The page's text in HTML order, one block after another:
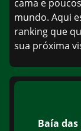
cama e
mundo. Aqui
ranking que
sua próxima
Baía